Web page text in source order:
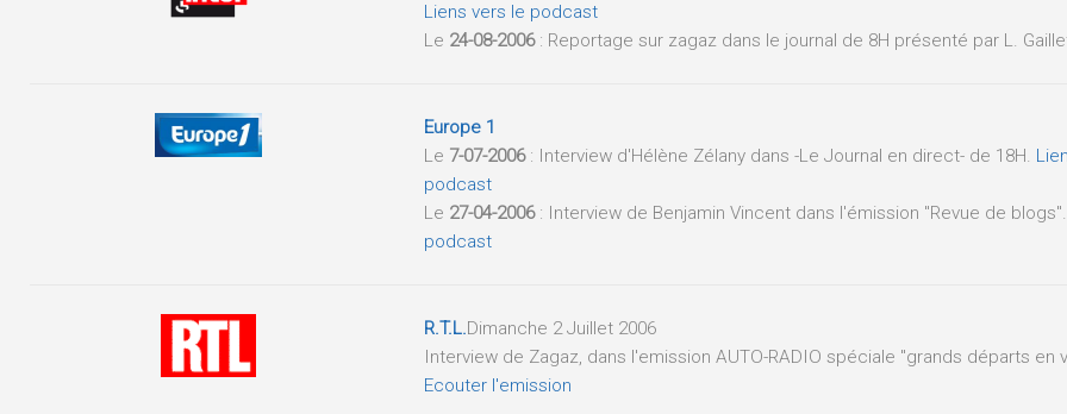
Liens vers le podcast
Le 24-08-2006: Reportage sur zagaz dans le journal de 8H présenté par L.
Europe 1
Le 7-07-2006: Interview d'Hélène Zélany dans -Le Journal en direct- de 18H.
podcast
Le 27-04-2006: Interview de Benjamin Vincent dans l'émission "Revue de blogs".
podcast
R.T.L.Dimanche 2 Juillet 2006
Interview de Zagaz, dans l'emission AUTO-RADIO spéciale "grands départs en
Ecouter l'emission